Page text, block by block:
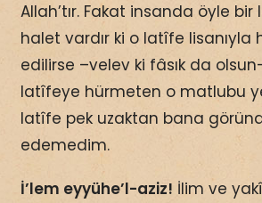
Allah’tır. Fakat insanda öyle
halet vardır ki o latîfe lisanıyla
edilirse –velev ki fâsık da
latîfeye hürmeten o matlubu
latîfe pek uzaktan bana
edemedim.
İ’lem eyyühe’l-aziz! İlim ve